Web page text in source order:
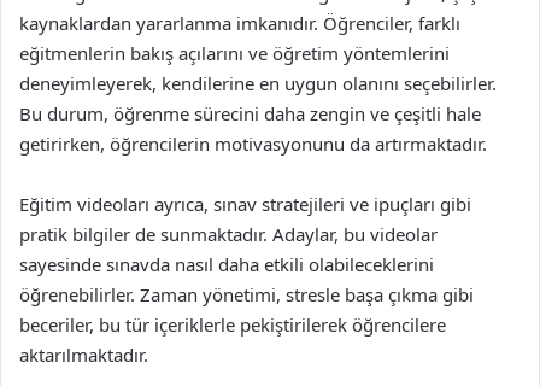
kaynaklardan yararlanma imkanıdır. Öğrenciler, farklı
eğitmenlerin bakış açılarını ve öğretim yöntemlerini
deneyimleyerek, kendilerine en uygun olanını seçebilirler.
Bu durum, öğrenme sürecini daha zengin ve çeşitli hale
getirirken, öğrencilerin motivasyonunu da artırmaktadır.
Eğitim videoları ayrıca, sınav stratejileri ve ipuçları gibi
pratik bilgiler de sunmaktadır. Adaylar, bu videolar
sayesinde sınavda nasıl daha etkili olabileceklerini
öğrenebilirler. Zaman yönetimi, stresle başa çıkma gibi
beceriler, bu tür içeriklerle pekiştirilerek öğrencilere
aktarılmaktadır.